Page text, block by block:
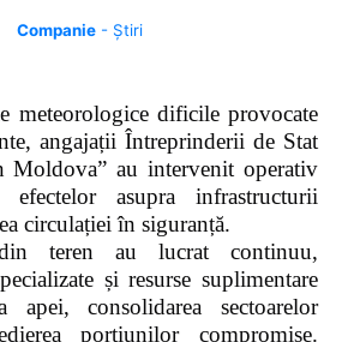
Companie- Știri
meteorologice dificile provocate
angajații Întreprinderii de Stat
Moldova” au intervenit operativ
efectelor asupra infrastructurii
circulației în siguranță.
teren au lucrat continuu,
și resurse suplimentare
apei, consolidarea sectoarelor
porțiunilor compromise.